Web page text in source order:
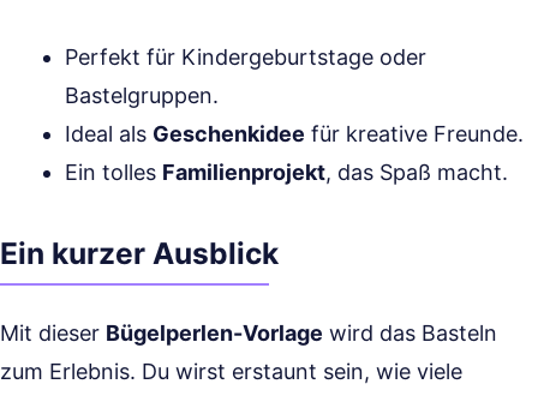
Perfekt für Kindergeburtstage oder
Bastelgruppen.
Ideal als Geschenkidee für kreative Freunde.
Ein tolles Familienprojekt, das Spaß macht.
Ein kurzer Ausblick
Mit dieser Bügelperlen-Vorlage wird das Basteln
zum Erlebnis. Du wirst erstaunt sein, wie viele